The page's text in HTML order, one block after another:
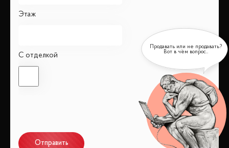
Этаж
С отделкой
Отправить